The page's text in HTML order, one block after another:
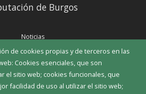
de cookies propias y de terceros en las
Cookies esenciales, que son
el sitio web; cookies funcionales, que
facilidad de uso al utilizar el sitio web;
de Burgos
Noticias
Eventos
Municipal
Teléfonos de interés